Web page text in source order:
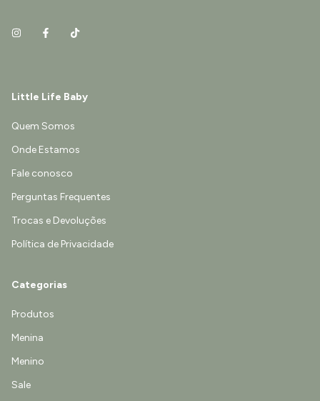
Little Life Baby
Quem Somos
Onde Estamos
Fale conosco
Perguntas Frequentes
Trocas e Devoluções
Política de Privacidade
Categorias
Produtos
Menina
Menino
Sale